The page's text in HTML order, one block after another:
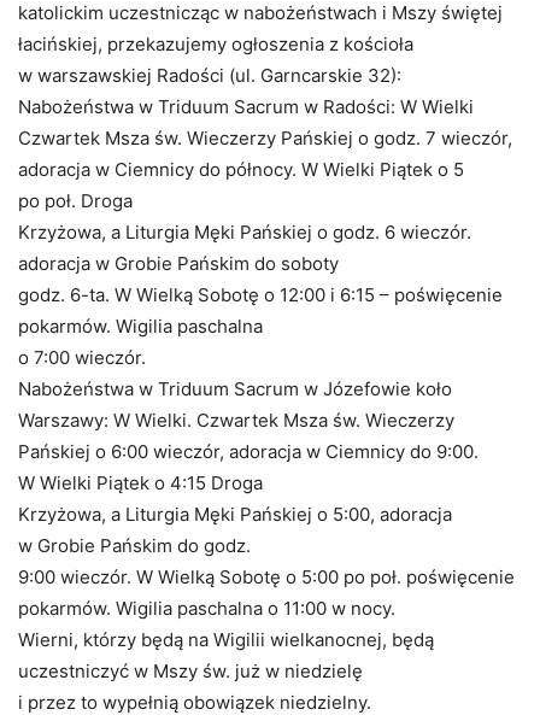
katolickim uczestnicząc w nabożeństwach i Mszy świętej
łacińskiej, przekazujemy ogłoszenia z kościoła
w warszawskiej Radości (ul. Garncarskie 32):
Nabożeństwa w Triduum Sacrum w Radości: W Wielki
Czwartek Msza św. Wieczerzy Pańskiej o godz. 7 wieczór,
adoracja w Ciemnicy do północy. W Wielki Piątek o 5
po poł. Droga
Krzyżowa, a Liturgia Męki Pańskiej o godz. 6 wieczór.
adoracja w Grobie Pańskim do soboty
godz. 6-ta. W Wielką Sobotę o 12:00 i 6:15 – poświęcenie
pokarmów. Wigilia paschalna
o 7:00 wieczór.
Nabożeństwa w Triduum Sacrum w Józefowie koło
Warszawy: W Wielki. Czwartek Msza św. Wieczerzy
Pańskiej o 6:00 wieczór, adoracja w Ciemnicy do 9:00.
W Wielki Piątek o 4:15 Droga
Krzyżowa, a Liturgia Męki Pańskiej o 5:00, adoracja
w Grobie Pańskim do godz.
9:00 wieczór. W Wielką Sobotę o 5:00 po poł. poświęcenie
pokarmów. Wigilia paschalna o 11:00 w nocy.
Wierni, którzy będą na Wigilii wielkanocnej, będą
uczestniczyć w Mszy św. już w niedzielę
i przez to wypełnią obowiązek niedzielny.